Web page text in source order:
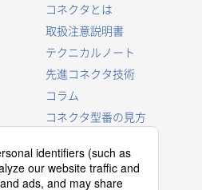
コネクタとは
取扱注意説明書
テクニカルノート
先進コネクタ技術
コラム
コネクタ型番の見方
プロダクトガイド
コネクタ選択ガイド